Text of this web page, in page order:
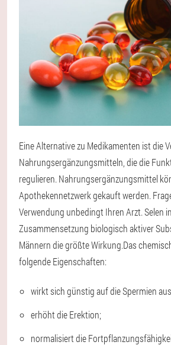
Eine Alternative zu Medikamenten ist die
Nahrungsergänzungsmitteln, die die
regulieren. Nahrungsergänzungsmittel
Apothekennetzwerk gekauft werden.
Verwendung unbedingt Ihren Arzt. Selen
Zusammensetzung biologisch aktiver
Männern die größte Wirkung.Das
folgende Eigenschaften:
wirkt sich günstig auf die Spermien
erhöht die Erektion;
normalisiert die